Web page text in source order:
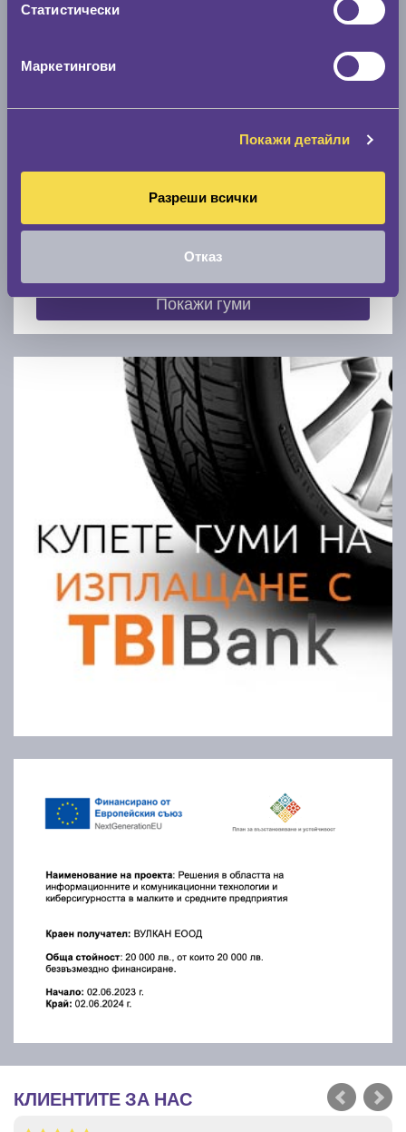
Статистически
Маркетингови
Покажи детайли
Разреши всички
Отказ
Модел
Покажи гуми
КЛИЕНТИТЕ ЗА НАС